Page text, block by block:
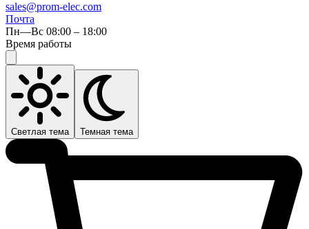
sales@prom-elec.com
Почта
Пн—Вс 08:00 – 18:00
Время работы
Светлая тема Темная тема